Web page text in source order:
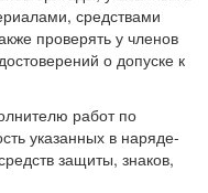
средствами
проверять у членов
о допуске к
работ по
указанных в наряде-
защиты, знаков,